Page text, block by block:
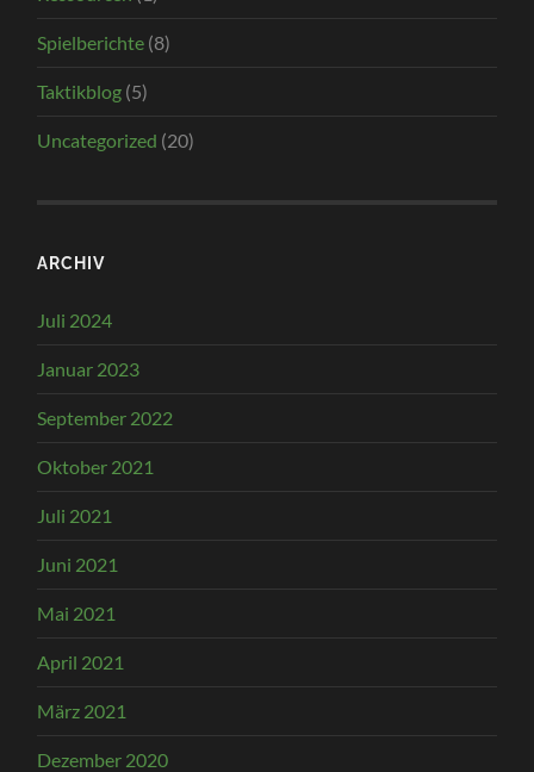
Spielberichte (8)
Taktikblog (5)
Uncategorized (20)
ARCHIV
Juli 2024
Januar 2023
September 2022
Oktober 2021
Juli 2021
Juni 2021
Mai 2021
April 2021
März 2021
Dezember 2020